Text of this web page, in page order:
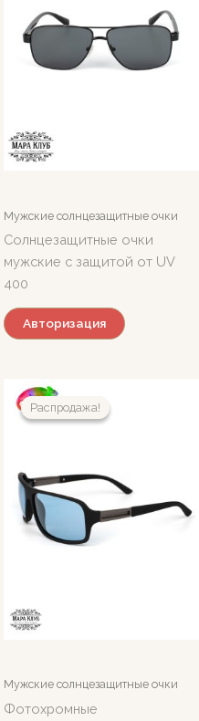
Мужские солнцезащитные очки
Солнцезащитные очки
мужские с защитой от UV
400
Авторизация
Распродажа!
Распродажа!
Мужские солнцезащитные очки
Фотохромные